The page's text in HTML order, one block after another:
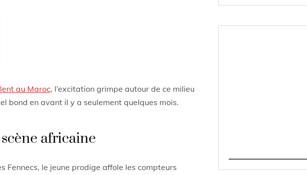
au Maroc, l’excitation grimpe autour de ce milieu
bond en avant il y a seulement quelques mois.
africaine
Fennecs, le jeune prodige affole les compteurs